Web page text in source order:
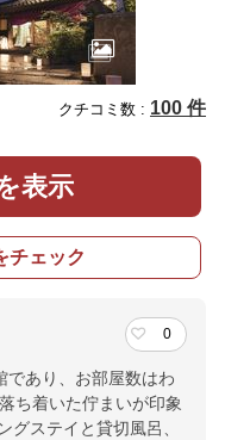
クチコミ数 : 100 件
表示
チェック
0
であり、お部屋数はわ
ち着いた佇まいが印象
グステイと貸切風呂、